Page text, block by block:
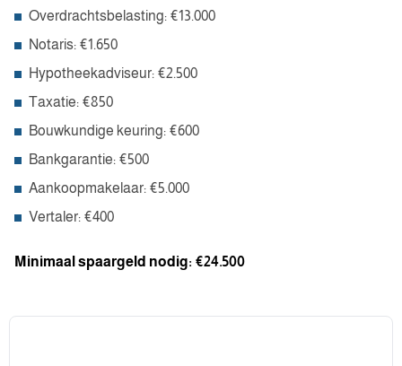
Overdrachtsbelasting: €13.000
Notaris: €1.650
Hypotheekadviseur: €2.500
Taxatie: €850
Bouwkundige keuring: €600
Bankgarantie: €500
Aankoopmakelaar: €5.000
Vertaler: €400
Minimaal spaargeld nodig: €24.500